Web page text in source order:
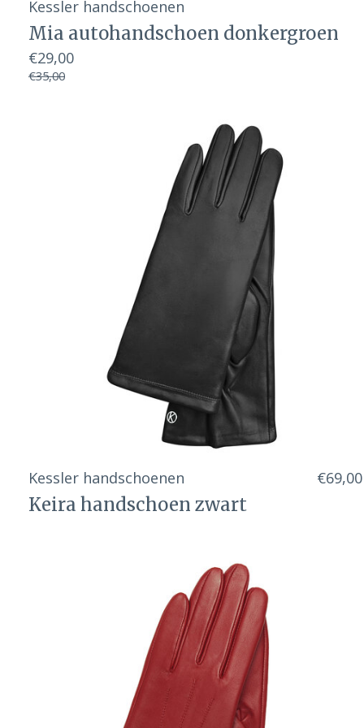
Kessler handschoenen
Mia autohandschoen donkergroen
€29,00
€35,00
Kessler handschoenen
Keira handschoen zwart
€69,00